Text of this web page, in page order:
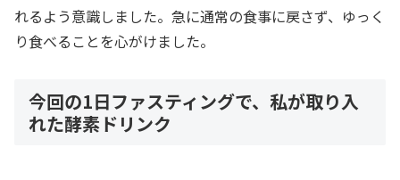
れるよう意識しました。急に通常の食事に戻さず、ゆっく
り食べることを心がけました。
今回の1日ファスティングで、私が取り入
れた酵素ドリンク